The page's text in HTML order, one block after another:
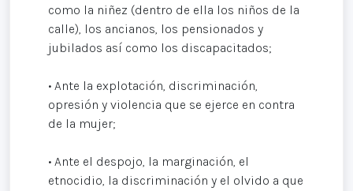
como la niñez (dentro de ella los niños de la
calle), los ancianos, los pensionados y
jubilados así como los discapacitados;
• Ante la explotación, discriminación,
opresión y violencia que se ejerce en contra
de la mujer;
• Ante el despojo, la marginación, el
etnocidio, la discriminación y el olvido a que